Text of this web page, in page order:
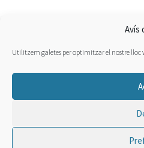
Avís
Utilitzem galetes per optimitzar el nostre lloc